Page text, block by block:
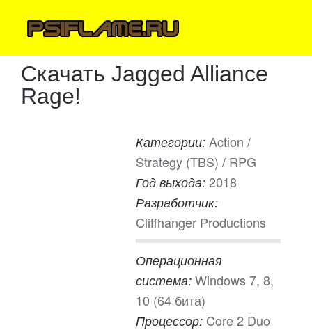
Скачать Jagged Alliance
Rage!
Категории: Action /
Strategy (TBS) / RPG
Год выхода: 2018
Разработчик:
Cliffhanger Productions
Операционная
система: Windows 7, 8,
10 (64 бита)
Процессор: Core 2 Duo